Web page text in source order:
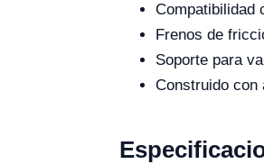
Compatibilidad
Frenos de
Soporte para
Construido con